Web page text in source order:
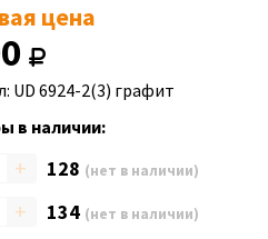
цена
UD 6924-2(3) графит
в наличии:
+ 128 (нет в наличии)
+ 134 (нет в наличии)